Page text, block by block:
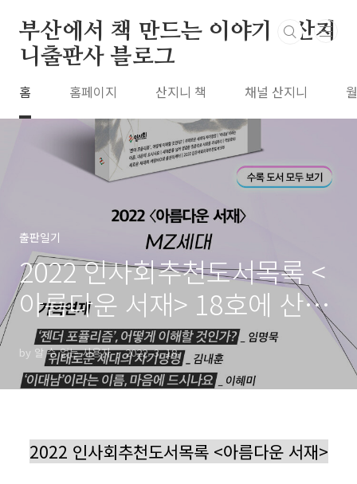
부산에서 책 만드는 이야기 : 산지
니출판사 블로그
홈 홈페이지 산지니 책 채널 산지니
출판일기
2022 인사회추천도서목록 <
아름다운 서재> 18호에 산지
니 책들이 선정되었습니다!
by 알 수 없는 사용자 2022. 3. 18.
2022 인사회추천도서목록 <아름다운 서재>